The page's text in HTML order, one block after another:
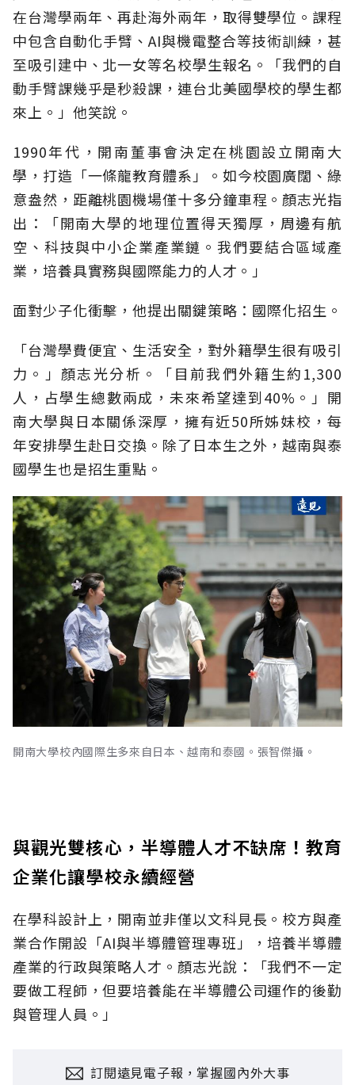
在台灣學兩年、再赴海外兩年，取得雙學位。課程
中包含自動化手臂、AI與機電整合等技術訓練，甚
至吸引建中、北一女等名校學生報名。「我們的自
動手臂課幾乎是秒殺課，連台北美國學校的學生都
來上。」他笑說。
1990年代，開南董事會決定在桃園設立開南大
學，打造「一條龍教育體系」。如今校園廣闊、綠
意盎然，距離桃園機場僅十多分鐘車程。顏志光指
出：「開南大學的地理位置得天獨厚，周邊有航
空、科技與中小企業產業鏈。我們要結合區域產
業，培養具實務與國際能力的人才。」
面對少子化衝擊，他提出關鍵策略：國際化招生。
「台灣學費便宜、生活安全，對外籍學生很有吸引
力。」顏志光分析。「目前我們外籍生約1,300
人，占學生總數兩成，未來希望達到40%。」開
南大學與日本關係深厚，擁有近50所姊妹校，每
年安排學生赴日交換。除了日本生之外，越南與泰
國學生也是招生重點。
開南大學校內國際生多來自日本、越南和泰國。張智傑攝。
與觀光雙核心，半導體人才不缺席！教育
企業化讓學校永續經營
在學科設計上，開南並非僅以文科見長。校方與產
業合作開設「AI與半導體管理專班」，培養半導體
產業的行政與策略人才。顏志光說：「我們不一定
要做工程師，但要培養能在半導體公司運作的後勤
與管理人員。」
訂閱遠見電子報，掌握國內外大事